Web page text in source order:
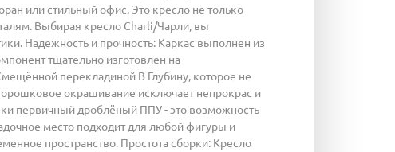
или стильный офис. Это кресло не только
Выбирая кресло Charli/Чарли, вы
Надежность и прочность: Каркас выполнен из
тщательно изготовлен на
перекладиной В Глубину, которое не
окрашивание исключает непрокрас и
первичный дроблёный ППУ - это возможность
место подходит для любой фигуры и
пространство. Простота сборки: Кресло